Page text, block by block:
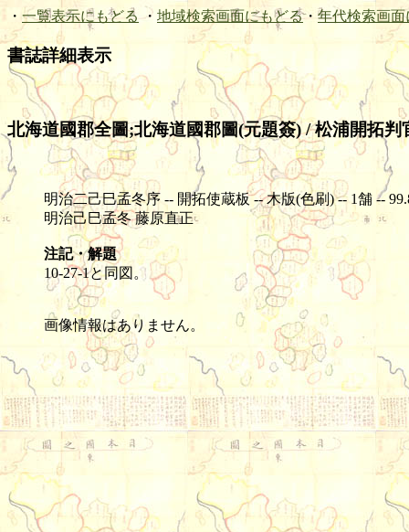
・ 一覧表示にもどる ・ 地域検索画面にもどる・ 年代検索画面
書誌詳細表示
北海道國郡全圖;北海道國郡圖(元題簽) / 松浦開拓
明治二己巳孟冬序 -- 開拓使蔵板 -- 木版(色刷) -- 1舗 --
明治己巳孟冬 藤原直正
注記・解題
10-27-1と同図。
画像情報はありません。